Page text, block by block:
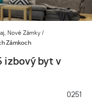
Nové Zámky /
Zámkoch
izbový byt v
0251